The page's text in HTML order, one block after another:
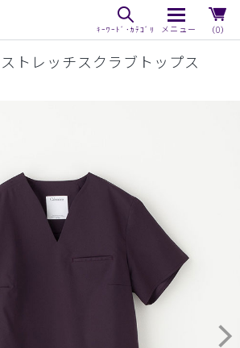
（0）
トレッチスクラブトップス